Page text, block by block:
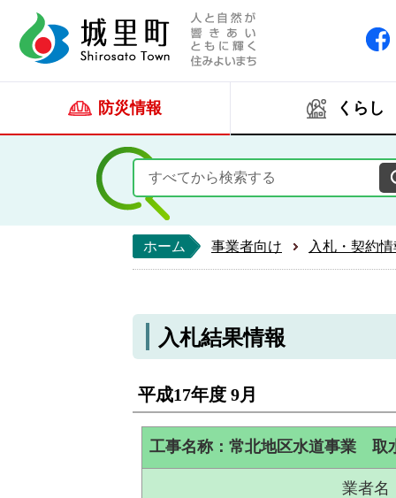
防災情報 くらし
ホーム 事業者向け 入札・契約
入札結果情報
平成17年度 9月
工事名称：常北地区水道事業 取
業者名